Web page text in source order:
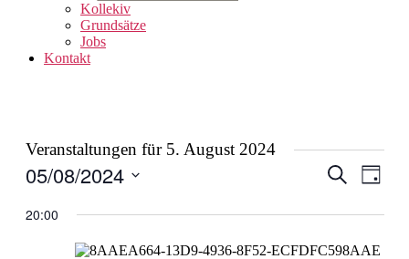
Kollekiv
Grundsätze
Jobs
Kontakt
Veranstaltungen für 5. August 2024
und
Suche
Tag
05/08/2024
wählen.
20:00